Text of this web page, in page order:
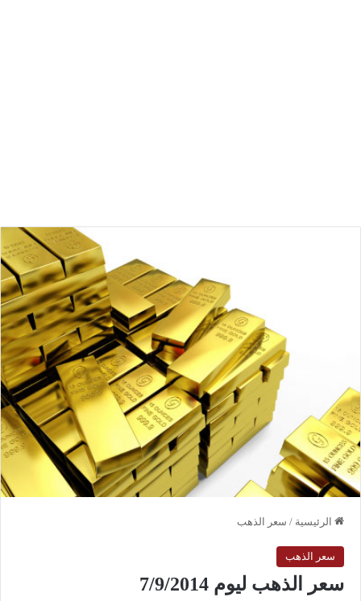
الرئيسية / سعر الذهب
سعر الذهب
سعر الذهب ليوم 7/9/2014